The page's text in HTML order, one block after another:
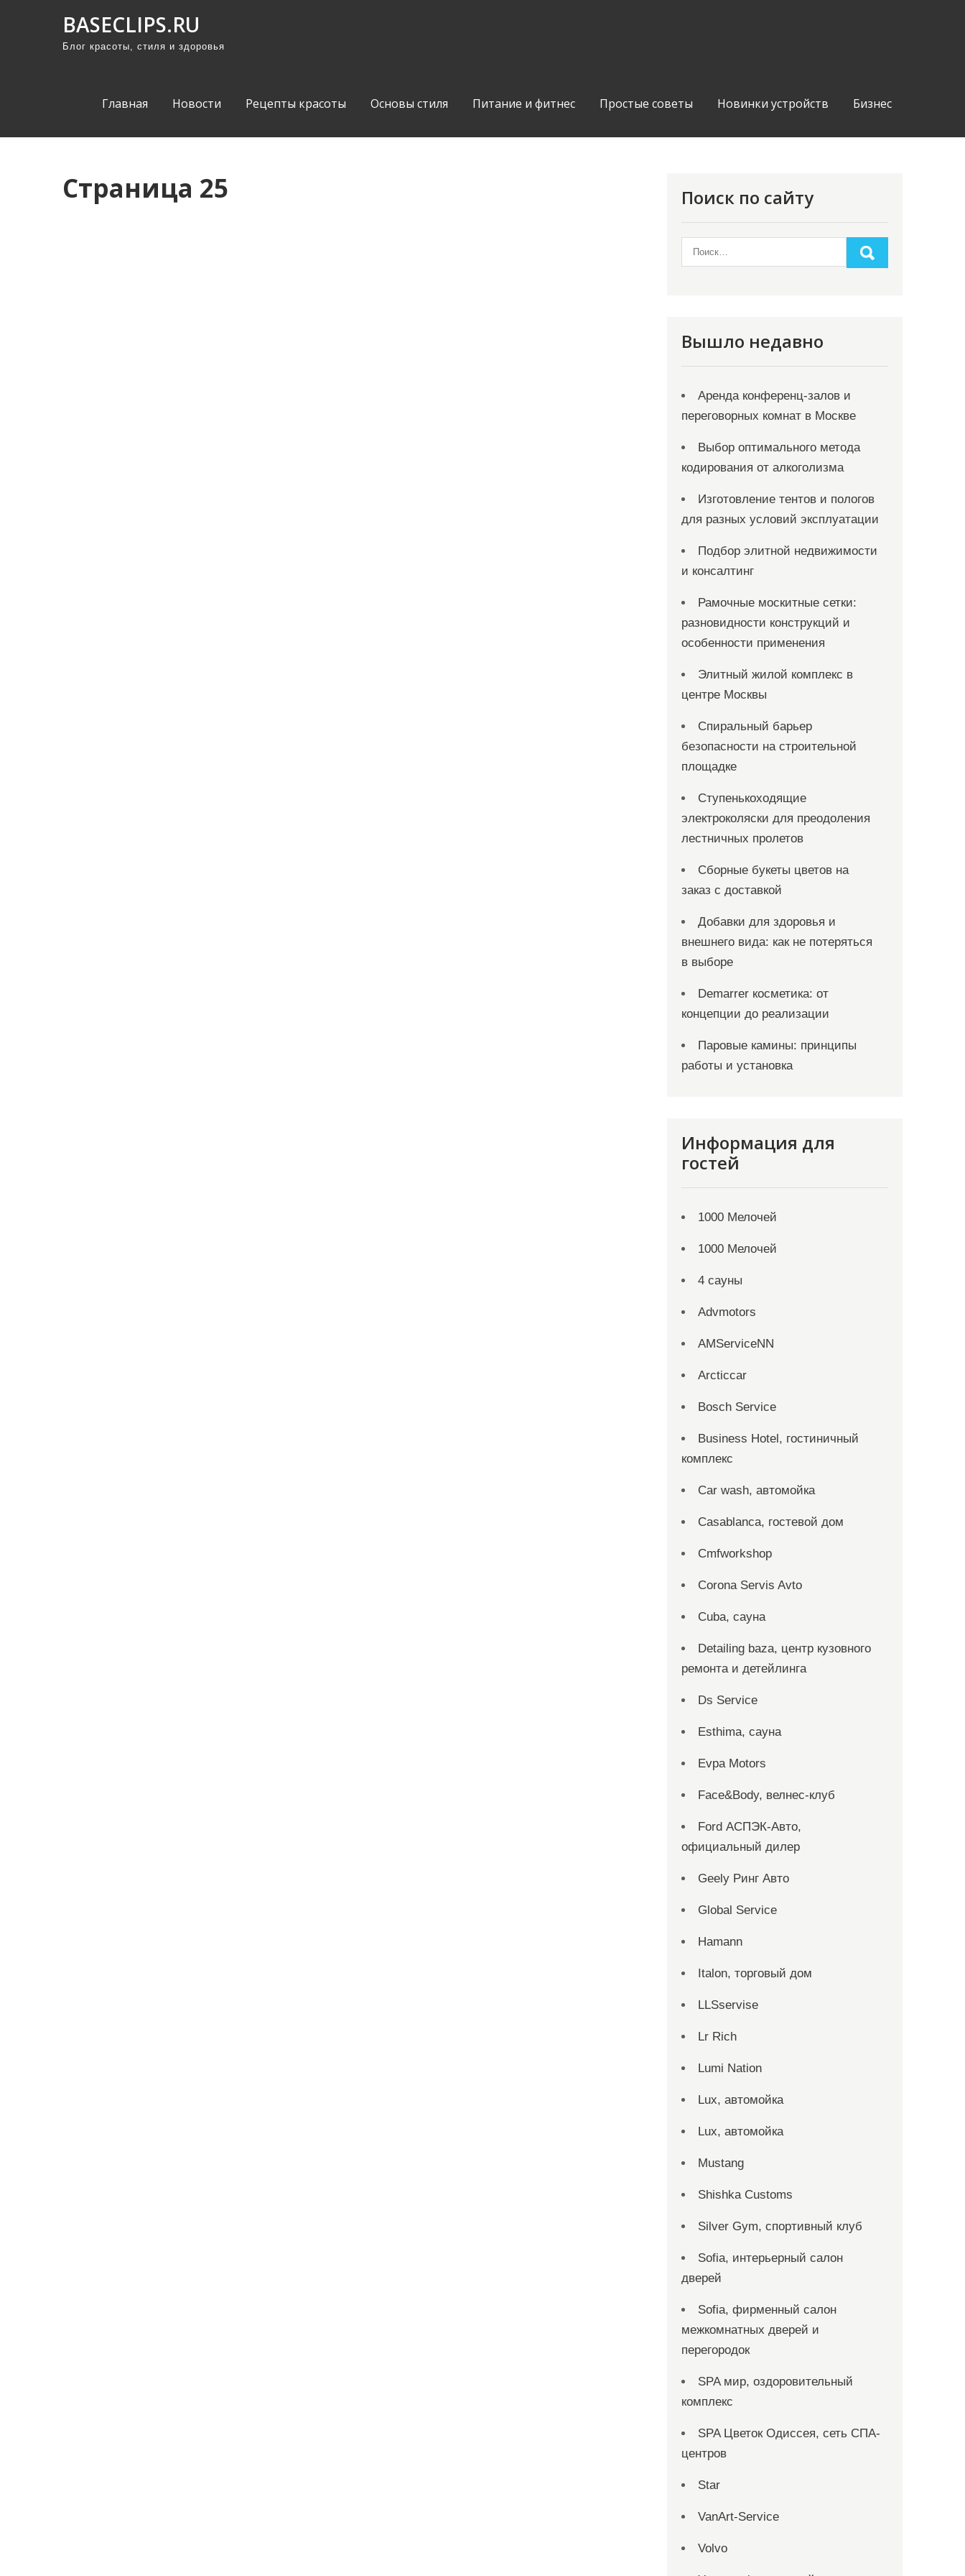
BASECLIPS.RU
Блог красоты, стиля и здоровья
Главная Новости Рецепты красоты Основы стиля Питание и фитнес Простые советы Новинки устройств Бизнес
Страница 25 Поиск по сайту
Вышло недавно
Аренда конференц-залов и
переговорных комнат в Москве
Выбор оптимального метода
кодирования от алкоголизма
Изготовление тентов и пологов
для разных условий эксплуатации
Подбор элитной недвижимости
и консалтинг
Рамочные москитные сетки:
разновидности конструкций и
особенности применения
Элитный жилой комплекс в
центре Москвы
Спиральный барьер
безопасности на строительной
площадке
Ступенькоходящие
электроколяски для преодоления
лестничных пролетов
Сборные букеты цветов на
заказ с доставкой
Добавки для здоровья и
внешнего вида: как не потеряться
в выборе
Demarrer косметика: от
концепции до реализации
Паровые камины: принципы
работы и установка
Информация для
гостей
1000 Мелочей
1000 Мелочей
4 сауны
Advmotors
AMServiceNN
Arcticcar
Bosch Service
Business Hotel, гостиничный
комплекс
Car wash, автомойка
Casablanca, гостевой дом
Cmfworkshop
Corona Servis Avto
Cuba, сауна
Detailing baza, центр кузовного
ремонта и детейлинга
Ds Service
Esthima, сауна
Evpa Motors
Face&Body, велнес-клуб
Ford АСПЭК-Авто,
официальный дилер
Geely Ринг Авто
Global Service
Hamann
Italon, торговый дом
LLSservise
Lr Rich
Lumi Nation
Lux, автомойка
Lux, автомойка
Mustang
Shishka Customs
Silver Gym, спортивный клуб
Sofia, интерьерный салон
дверей
Sofia, фирменный салон
межкомнатных дверей и
перегородок
SPA мир, оздоровительный
комплекс
SPA Цветок Одиссея, сеть СПА-
центров
Star
VanArt-Service
Volvo